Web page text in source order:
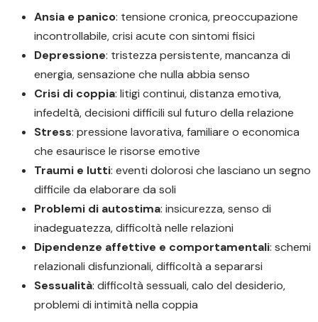
Ansia e panico: tensione cronica, preoccupazione
incontrollabile, crisi acute con sintomi fisici
Depressione: tristezza persistente, mancanza di
energia, sensazione che nulla abbia senso
Crisi di coppia: litigi continui, distanza emotiva,
infedeltà, decisioni difficili sul futuro della relazione
Stress: pressione lavorativa, familiare o economica
che esaurisce le risorse emotive
Traumi e lutti: eventi dolorosi che lasciano un segno
difficile da elaborare da soli
Problemi di autostima: insicurezza, senso di
inadeguatezza, difficoltà nelle relazioni
Dipendenze affettive e comportamentali: schemi
relazionali disfunzionali, difficoltà a separarsi
Sessualità: difficoltà sessuali, calo del desiderio,
problemi di intimità nella coppia